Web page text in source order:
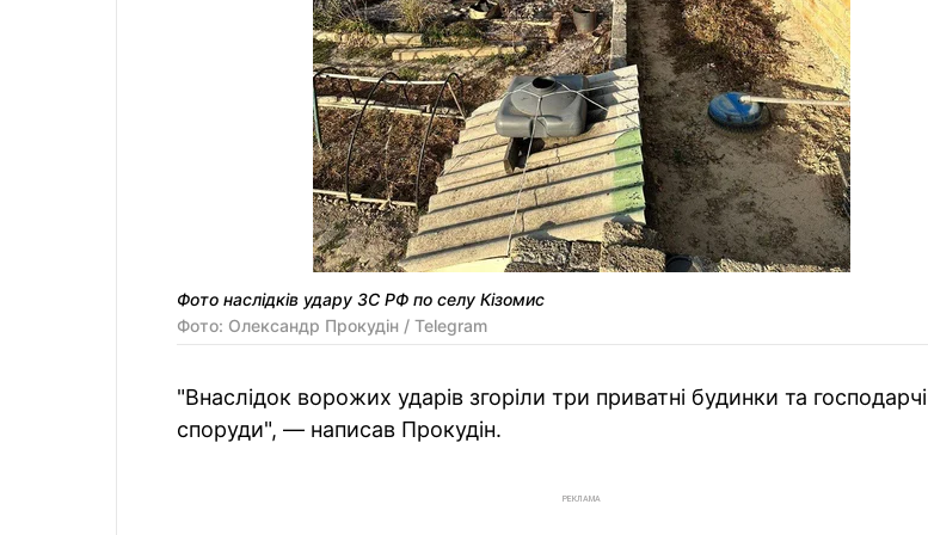
Фото наслідків удару ЗС РФ по селу Кізомис
Фото: Олександр Прокудін / Telegram
"Внаслідок ворожих ударів згоріли три приватні будинки та господарчі
споруди", — написав Прокудін.
РЕКЛАМА